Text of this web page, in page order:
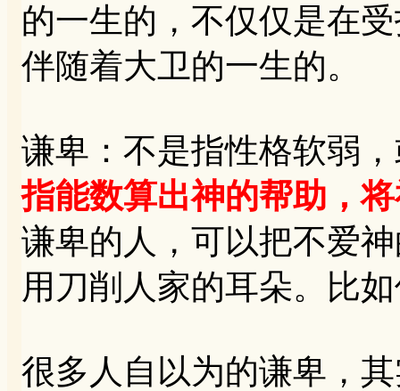
的一生的，不仅仅是在
伴随着大卫的一生的。
谦卑：不是指性格软弱
指能数算出神的帮助，
谦卑的人，可以把不爱
用刀削人家的耳朵。比
很多人自以为的谦卑，